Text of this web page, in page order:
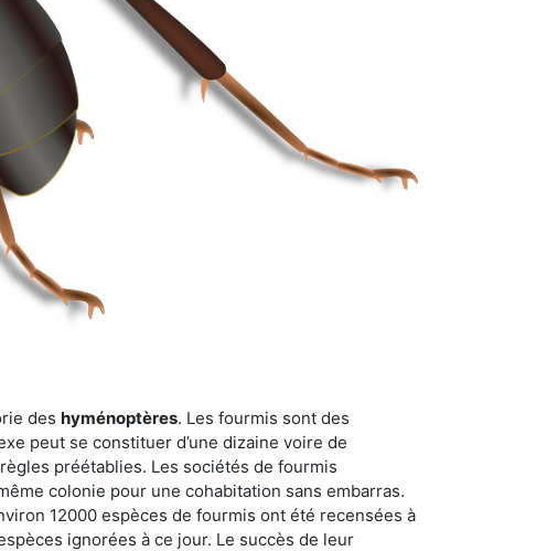
des hyménoptères. Les fourmis sont des
peut se constituer d’une dizaine voire de
préétablies. Les sociétés de fourmis
colonie pour une cohabitation sans embarras.
12000 espèces de fourmis ont été recensées à
ignorées à ce jour. Le succès de leur